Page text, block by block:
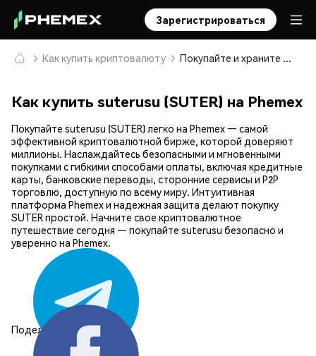
Зарегистрироваться
Как купить криптовалюту Покупайте и храните suterusu (SUTER) безопасно
Как купить suterusu (SUTER) на Phemex
Покупайте suterusu (SUTER) легко на Phemex — самой
эффективной криптовалютной бирже, которой доверяют
миллионы. Наслаждайтесь безопасными и мгновенными
покупками с гибкими способами оплаты, включая кредитные
карты, банковские переводы, сторонние сервисы и P2P
торговлю, доступную по всему миру. Интуитивная
платформа Phemex и надежная защита делают покупку
SUTER простой. Начните свое криптовалютное
путешествие сегодня — покупайте suterusu безопасно и
уверенно на Phemex.
Поделиться: